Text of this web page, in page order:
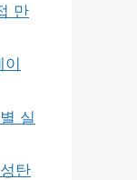
만
실
탄